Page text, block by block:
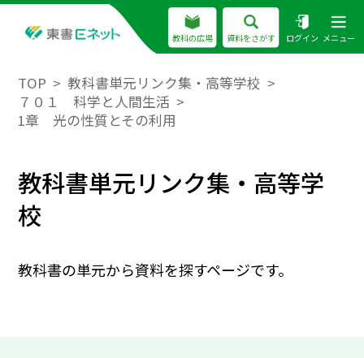
教科の広場 資料をさがす ログイン メニュー
TOP
教科書単元リンク集・高等学校
７０１ 科学と人間生活
1章 光の性質とその利用
教科書単元リンク集・高等学
校
教科書の単元から資料を探すページです。